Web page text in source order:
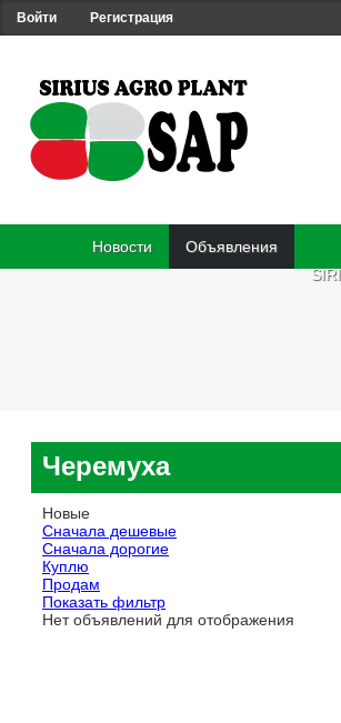
Войти Регистрация
Новости
Объявления
Черемуха
Новые
Сначала дешевые
Сначала дорогие
Куплю
Продам
Показать фильтр
Нет объявлений для отображения